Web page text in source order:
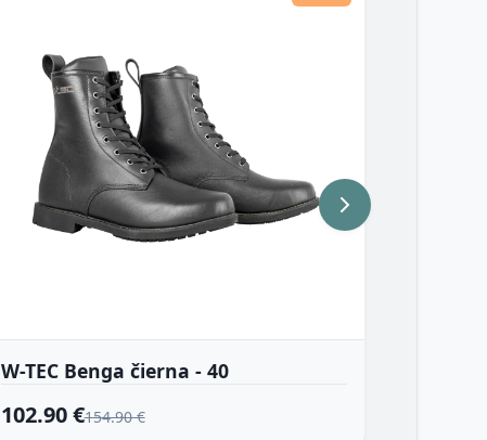
W-TEC Benga čierna - 40
102.90 €154.90 €